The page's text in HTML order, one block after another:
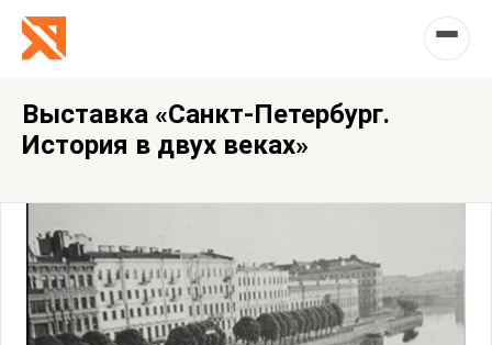
Выставка «Санкт-Петербург.
История в двух веках»